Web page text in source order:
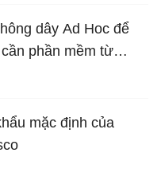
dây Ad Hoc để
phần mềm từ
mặc định của